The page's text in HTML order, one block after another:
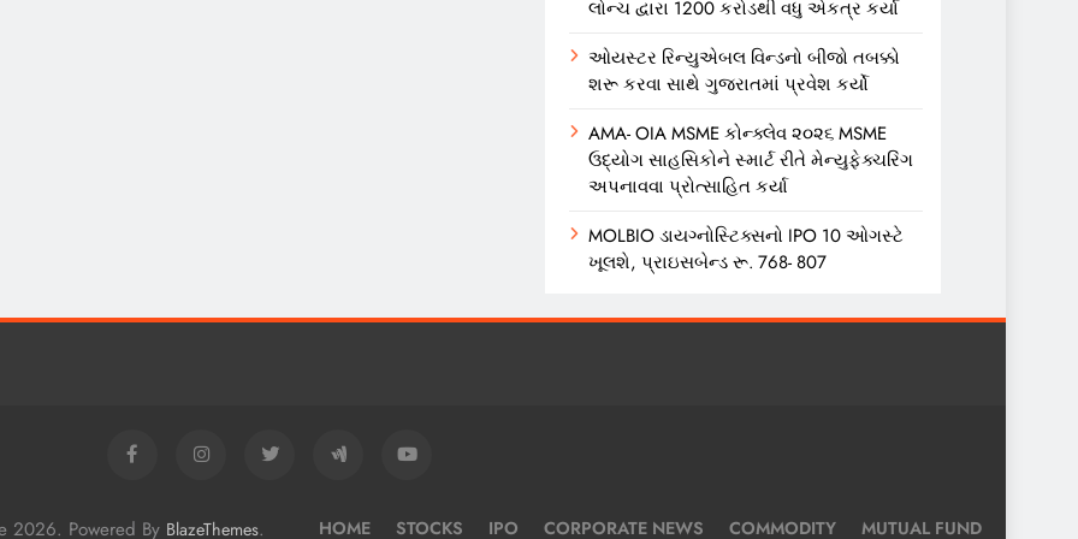
લોન્ચ દ્વારા 1200 કરોડથી વધુ એકત્ર કર્યા
ઓયસ્ટર રિન્યુએબલ વિન્ડનો બીજો તબક્કો
શરૂ કરવા સાથે ગુજરાતમાં પ્રવેશ કર્યો
AMA- OIA MSME કોન્ક્લેવ ૨૦૨૬ MSME
ઉદ્યોગ સાહસિકોને સ્માર્ટ રીતે મેન્યુફેક્ચરિંગ
અપનાવવા પ્રોત્સાહિત કર્યા
MOLBIO ડાયગ્નોસ્ટિક્સનો IPO 10 ઓગસ્ટે
ખૂલશે, પ્રાઇસબેન્ડ રૂ. 768- 807
2026. Powered By BlazeThemes. HOME STOCKS IPO CORPORATE NEWS COMMODITY MUTUAL FUND